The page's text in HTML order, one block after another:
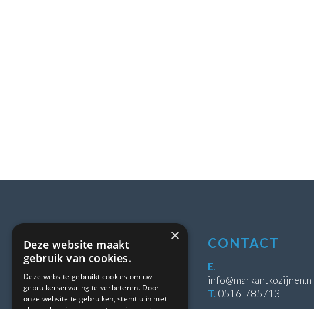
LOCATIE
8431 WE Oosterwolde
CONTACT
E.
info@markantkozijnen.nl
T. 0516-785713
×
Deze website maakt
gebruik van cookies.
Deze website gebruikt cookies om uw
gebruikerservaring te verbeteren. Door
onze website te gebruiken, stemt u in met